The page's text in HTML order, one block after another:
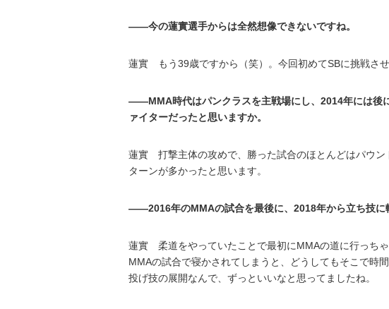
――今の蓮實選手からは全然想像できないですね。
蓮實 もう39歳ですから（笑）。今回初めてSBに挑戦さ
――MMA時代はパンクラスを主戦場にし、2014年には後
ァイターだったと思いますか。
蓮實 打撃主体の攻めで、勝った試合のほとんどはパウン
ターンが多かったと思います。
――2016年のMMAの試合を最後に、2018年から立ち技に
蓮實 柔道をやっていたことで最初にMMAの道に行っち
MMAの試合で寝かされてしまうと、どうしてもそこで時
投げ技の展開なんで、ずっといいなと思ってましたね。